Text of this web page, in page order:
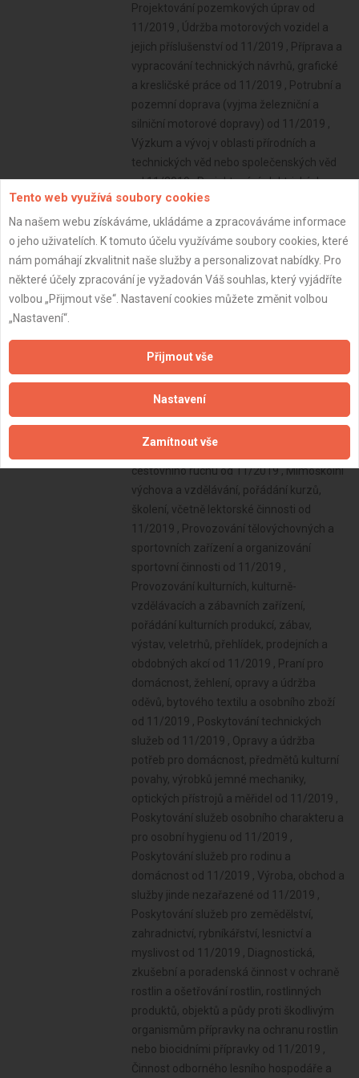
Tento web využívá soubory cookies
Na našem webu získáváme, ukládáme a zpracováváme informace
o jeho uživatelích. K tomuto účelu využíváme soubory cookies, které
nám pomáhají zkvalitnit naše služby a personalizovat nabídky. Pro
některé účely zpracování je vyžadován Váš souhlas, který vyjádříte
volbou „Přijmout vše“. Nastavení cookies můžete změnit volbou
„Nastavení“.
Přijmout vše
Nastavení
Zamítnout vše